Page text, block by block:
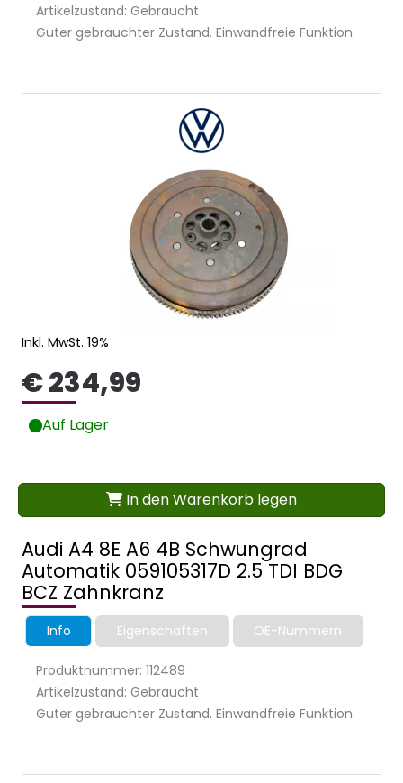
Artikelzustand: Gebraucht
Guter gebrauchter Zustand. Einwandfreie Funktion.
Audi A4 8E A6 4B Schwungrad
Automatik 059105317D 2.5 TDI BDG
BCZ Zahnkranz
Info Eigenschaften OE-Nummern
Produktnummer: 112489
Artikelzustand: Gebraucht
Guter gebrauchter Zustand. Einwandfreie Funktion.
Inkl. MwSt. 19%
€ 234,99
Auf Lager
In den Warenkorb legen